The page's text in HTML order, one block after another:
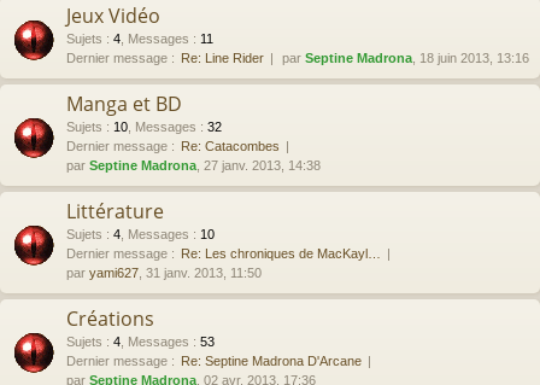
Jeux Vidéo
Sujets : 4 Messages : 11
Dernier message : Re: Line Rider par Septine Madrona , 18 juin 2013, 13:16
Manga et BD
Sujets : 10 Messages : 32
Dernier message : Re: Catacombes
par Septine Madrona , 27 janv. 2013, 14:38
Littérature
Sujets : 4 Messages : 10
Dernier message : Re: Les chroniques de MacKayl…
par yami627 , 31 janv. 2013, 11:50
Créations
Sujets : 4 Messages : 53
Dernier message : Re: Septine Madrona D'Arcane
par Septine Madrona , 02 avr. 2013, 17:36